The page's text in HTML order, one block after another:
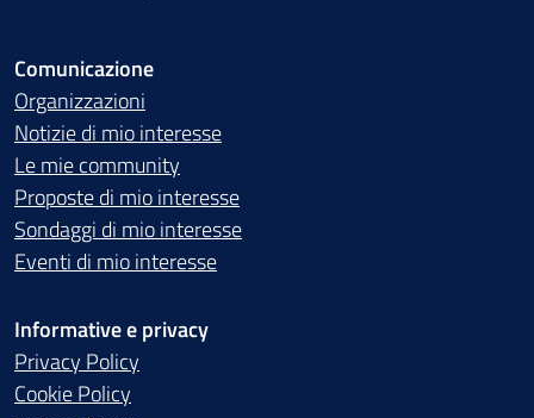
Comunicazione
Organizzazioni
Notizie di mio interesse
Le mie community
Proposte di mio interesse
Sondaggi di mio interesse
Eventi di mio interesse
Informative e privacy
Privacy Policy
Cookie Policy